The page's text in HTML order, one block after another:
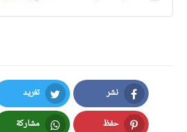
نشر
Facebook
تغريد
Twitter
حفظ مشاركة